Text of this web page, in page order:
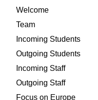
Welcome
Team
Incoming Students
Outgoing Students
Incoming Staff
Outgoing Staff
Focus on Europe